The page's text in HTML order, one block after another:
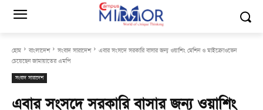
হোম বাংলাদেশ সংবাদ সারাদেশ
এবার সংসদে সরকারি বাসার জন্য ওয়াশিং মেশিন ও মাইক্রোওভেন
চেয়েছেন জামায়াতের এমপি
সংবাদ সারাদেশ
এবার সংসদে সরকারি বাসার জন্য ওয়াশিং